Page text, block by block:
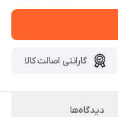
گارانتی اصالت کالا
دیدگاه‌ها